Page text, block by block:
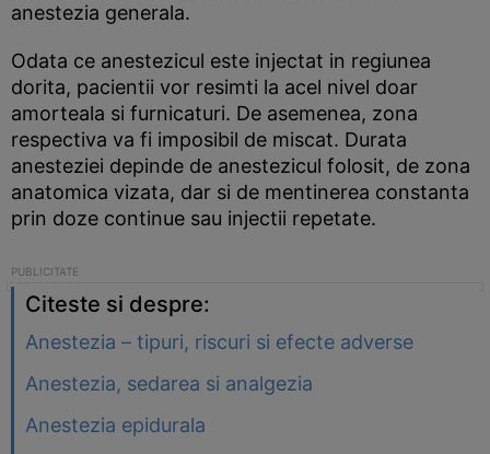
anestezia generala.
Odata ce anestezicul este injectat in regiunea
dorita, pacientii vor resimti la acel nivel doar
amorteala si furnicaturi. De asemenea, zona
respectiva va fi imposibil de miscat. Durata
anesteziei depinde de anestezicul folosit, de zona
anatomica vizata, dar si de mentinerea constanta
prin doze continue sau injectii repetate.
Citeste si despre:
Anestezia – tipuri, riscuri si efecte adverse
Anestezia, sedarea si analgezia
Anestezia epidurala